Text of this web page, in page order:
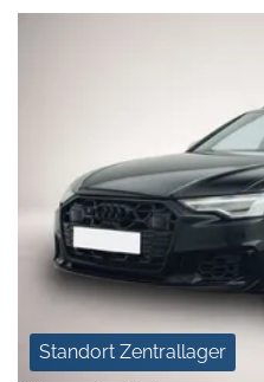
Standort Zentrallager